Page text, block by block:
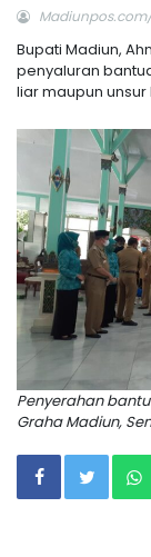
Bupati Madiun,
penyaluran
liar maupun unsur
Penyerahan
Graha Madiun,